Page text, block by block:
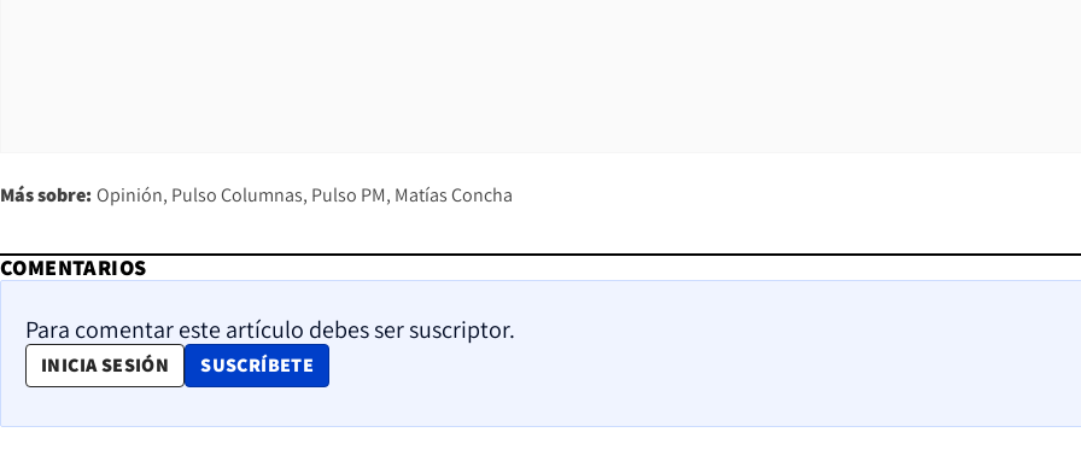
Más sobre: Opinión Pulso Columnas Pulso PM Matías Concha
COMENTARIOS
Para comentar este artículo debes ser suscriptor.
INICIA SESIÓN SUSCRÍBETE
OPENS IN NEW WINDOW